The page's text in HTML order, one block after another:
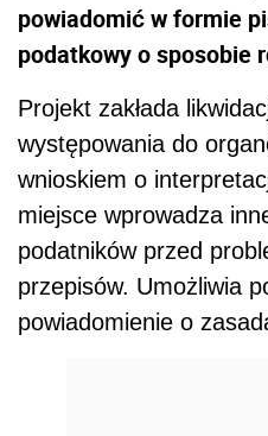
powiadomić w formie
podatkowy o sposobie
Projekt zakłada
występowania do
wnioskiem o
miejsce wprowadza
podatników przed
przepisów. Umożliwia
powiadomienie o